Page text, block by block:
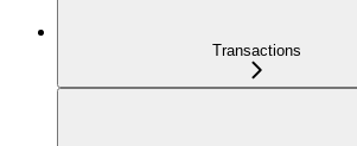
Transactions